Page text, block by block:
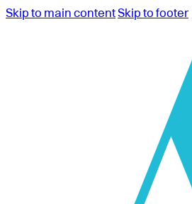
Skip to main contentSkip to footer